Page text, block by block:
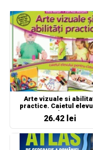
Arte vizuale si
practice. Caietul
pentru clasa a II-a
26.42 lei